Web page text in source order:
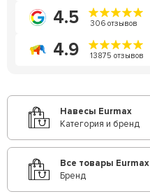
4.5 306 отзывов
4.9 13875 отзывов
Навесы Eurmax
Категория и бренд
Все товары Eurmax
Бренд